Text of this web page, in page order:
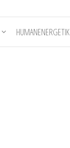
HUMANENERGETIK